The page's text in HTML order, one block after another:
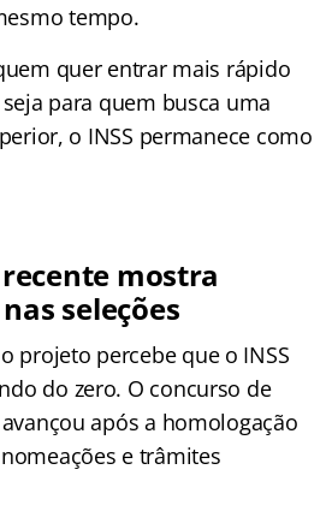
tempo.
quer entrar mais rápido
para quem busca uma
o INSS permanece como
mostra
seleções
projeto percebe que o INSS
do zero. O concurso de
após a homologação
e trâmites